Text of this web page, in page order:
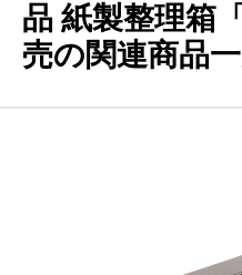
品 紙製整理箱
売の関連商品